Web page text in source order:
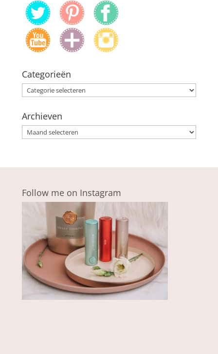
Categorieën
Categorieën
Archieven
Archieven
Follow me on Instagram